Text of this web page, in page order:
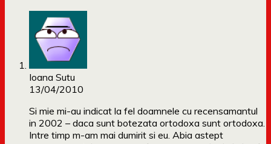
Ioana Sutu
13/04/2010
Si mie mi-au indicat la fel doamnele cu recensamantul
in 2002 – daca sunt botezata ortodoxa sunt ortodoxa.
Intre timp m-am mai dumirit si eu. Abia astept